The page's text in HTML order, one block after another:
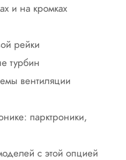
и на кромках
рейки
турбин
вентиляции
парктроники,
с этой опцией